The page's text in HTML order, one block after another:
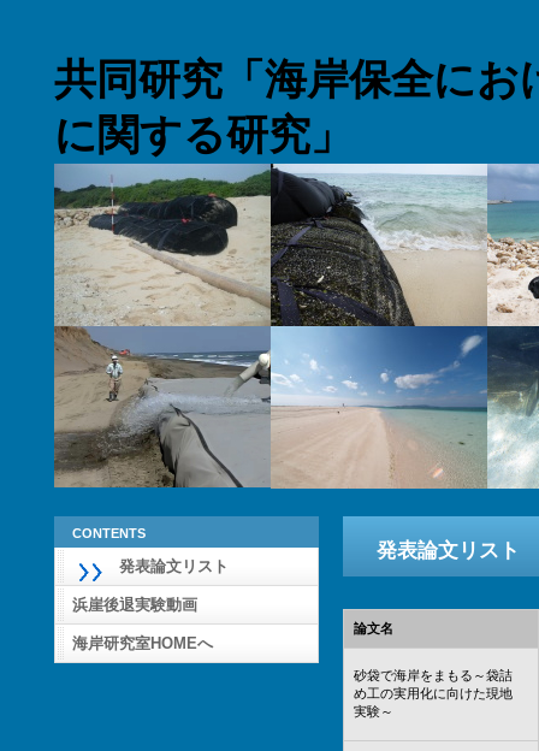
共同研究「海岸保全に
に関する研究」
発表論文リスト
論文名
砂袋で海岸をまもる～袋詰
め工の実用化に向けた現地
実験～
CONTENTS
発表論文リスト
浜崖後退実験動画
海岸研究室HOMEへ